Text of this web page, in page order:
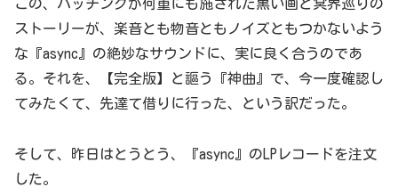
この、ハッチングが何重にも施された黒い画と冥界巡りの
ストーリーが、楽音とも物音ともノイズともつかないよう
な『async』の絶妙なサウンドに、実に良く合うのであ
る。それを、【完全版】と謳う『神曲』で、今一度確認し
てみたくて、先達て借りに行った、という訳だった。
そして、昨日はとうとう、『async』のLPレコードを注文
した。